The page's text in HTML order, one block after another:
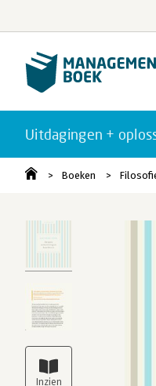
Uitdagingen +
Boeken